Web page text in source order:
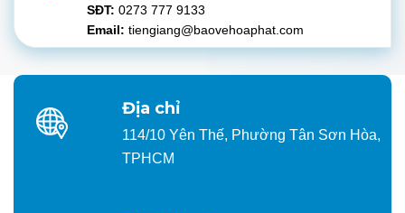
SĐT: 0273 777 9133
Email: tiengiang@baovehoaphat.com
Địa chỉ
114/10 Yên Thế, Phường Tân Sơn Hòa,
TPHCM